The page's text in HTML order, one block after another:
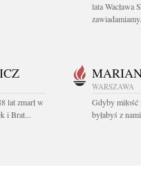
lata Wacława
lat zmarł w
i Brat...
WARSZAWA
Gdyby miłość
byłabyś z